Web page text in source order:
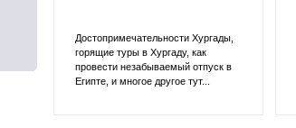
Достопримечательности Хургады,
горящие туры в Хургаду, как
провести незабываемый отпуск в
Египте, и многое другое тут...